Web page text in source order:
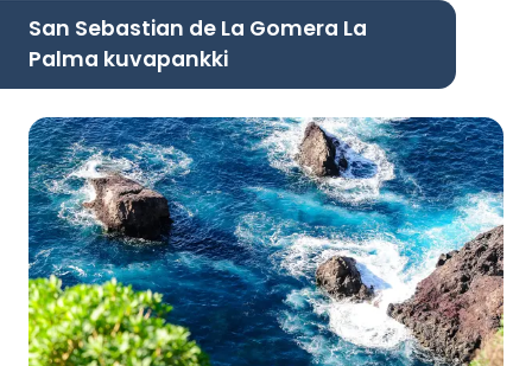
San Sebastian de La Gomera La
Palma kuvapankki